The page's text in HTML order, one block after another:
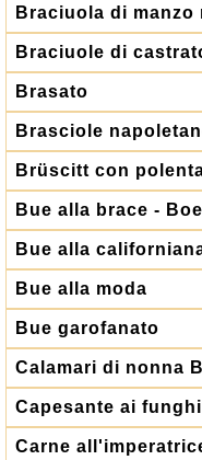
Braciuola di
Braciuole di
Brasato
Brasciole
Brüscitt con
Bue alla brace -
Bue alla
Bue alla moda
Bue garofanato
Calamari di nonna
Capesante ai funghi
Carne